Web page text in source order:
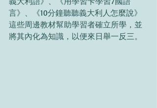
言》、《10分鐘聽聽義大利人怎麼說》
這些周邊教材幫助學習者確立所學，並
將其內化為知識，以便來日舉一反三。